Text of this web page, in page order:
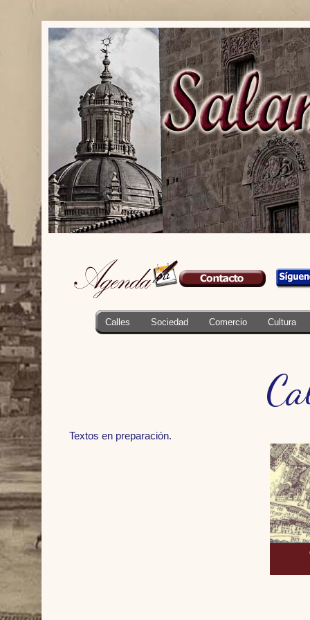
Calles Sociedad Comercio Cultura
Textos en preparación.